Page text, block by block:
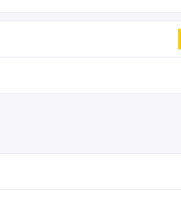
elementów metalowych, 4324Z - Wykonywanie
- Wykonywanie pozostałych robót budowlanych